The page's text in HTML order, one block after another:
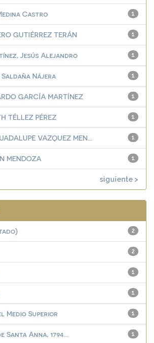
1
Castro
1
GUTIÉRREZ TERÁN
1
Jesús Alejandro
1
Nájera
1
GARCÍA MARTÍNEZ
1
TÉLLEZ PÉREZ
1
VAZQUEZ MEN...
1
MENDOZA
siguiente >
2
2
1
1
1
Medio Superior
1
Santa Anna, 1794...